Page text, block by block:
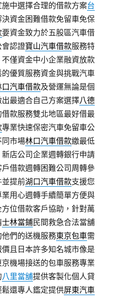
中選擇合理的借款方案台
資金困難借款免留車免保
要資金致力於五股區汽車借
認證寶山汽車借款服務特
僅資金中小企業融資放款
優質服務資金與挑戰汽車
口汽車借款及營運無論是個
最適合自己方案選擇八德
款服務雙北地區最好借最
專業快速保密汽車免留車公
同市場林口汽車借款繳最低
店公司企業週轉銀行申請
戶借款週轉困難公司周轉參
並提前湖口汽車借款支援您
用心週轉手續簡單方便與
位借款客戶協助，針對萬
士林當鋪民間救急合法當舖
們的送機服務東京包車需
且日本許多知名城市像是
機場接送的包車服務專業
八里當舖提供客製化個人貸
還專人鑑定提供屏東汽車